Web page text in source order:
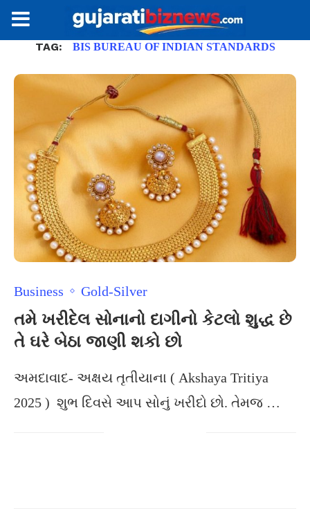
TAG: BIS BUREAU OF INDIAN STANDARDS
Business Gold-Silver
તમે ખરીદેલ સોનાનો દાગીનો કેટલો શુદ્ધ છે
તે ઘરે બેઠા જાણી શકો છો
અમદાવાદ- અક્ષય તૃતીયાના ( Akshaya Tritiya
2025 ) શુભ દિવસે આપ સોનું ખરીદો છો. તેમજ …